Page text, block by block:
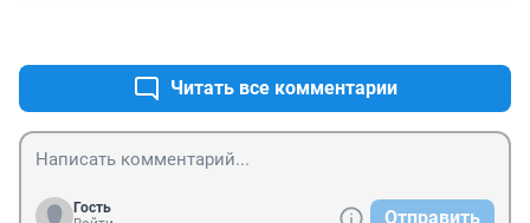
Читать все комментарии
Гость
Отправить